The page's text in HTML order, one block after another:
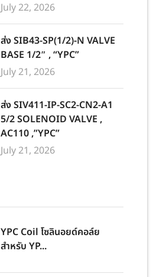
July 22, 2026
ส่ง SIB43-SP(1/2)-N VALVE
BASE 1/2″ , “YPC”
July 21, 2026
ส่ง SIV411-IP-SC2-CN2-A1
5/2 SOLENOID VALVE ,
AC110 ,”YPC”
July 21, 2026
YPC Coil โซลินอยด์คอล์ย
สำหรับ YP...